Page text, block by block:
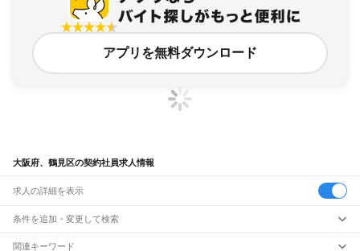
アプリを無料ダウンロード
大阪府、鶴見区の契約社員求人情報
求人の詳細を表示
条件を追加・変更して検索
市区町村を追加・変更
関連キーワード